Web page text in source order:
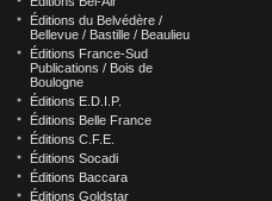
Éditions du Belvédère /
Bellevue / Bastille / Beaulieu
Éditions France-Sud
Publications / Bois de
Boulogne
Éditions E.D.I.P.
Éditions Belle France
Éditions C.F.E.
Éditions Socadi
Éditions Baccara
Éditions Goldstar